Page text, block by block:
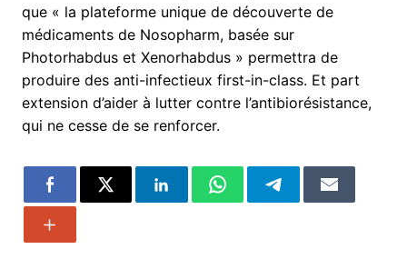
que « la plateforme unique de découverte de
médicaments de Nosopharm, basée sur
Photorhabdus et Xenorhabdus » permettra de
produire des anti-infectieux first-in-class. Et part
extension d’aider à lutter contre l’antibiorésistance,
qui ne cesse de se renforcer.